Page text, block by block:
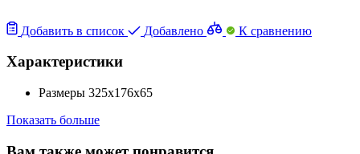
Добавить в список Добавлено К сравнению
Характеристики
Размеры 325х176х65
Показать больше